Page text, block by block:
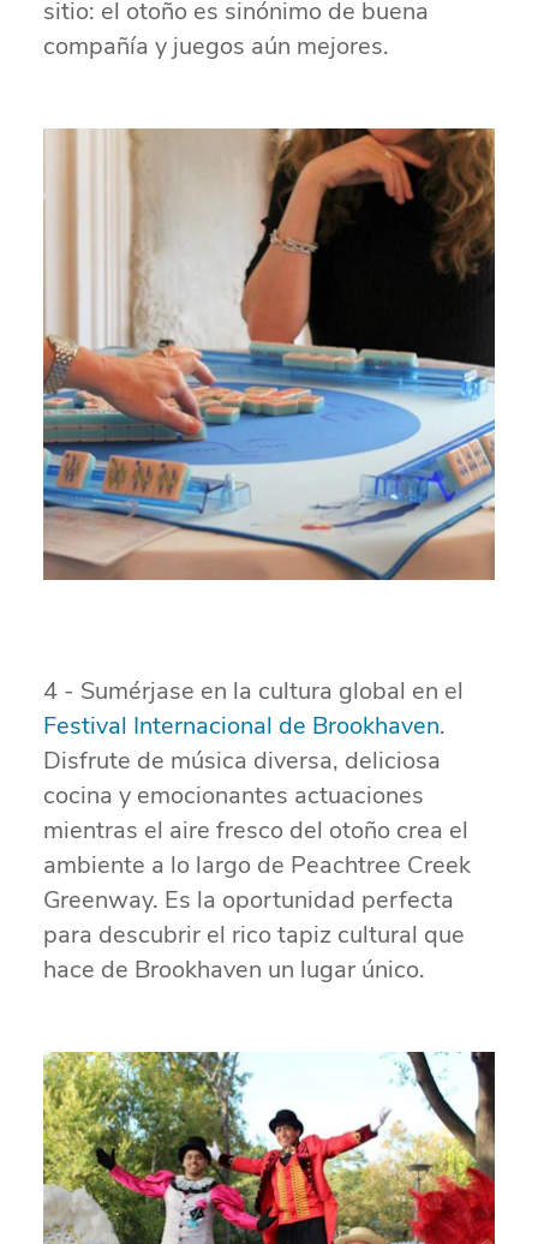
sitio: el otoño es sinónimo de buena
compañía y juegos aún mejores.
4 - Sumérjase en la cultura global en el
Festival Internacional de Brookhaven.
Disfrute de música diversa, deliciosa
cocina y emocionantes actuaciones
mientras el aire fresco del otoño crea el
ambiente a lo largo de Peachtree Creek
Greenway. Es la oportunidad perfecta
para descubrir el rico tapiz cultural que
hace de Brookhaven un lugar único.